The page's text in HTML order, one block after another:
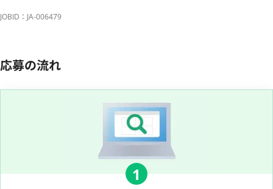
JOBID：JA-006479
応募の流れ
1